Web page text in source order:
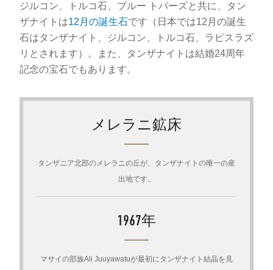
ジルコン、トルコ石、ブルー トパーズと共に、タン
ザナイトは12月の誕生石です（日本では12月の誕生
石はタンザナイト、ジルコン、トルコ石、ラピスラズ
リとされます）。また、タンザナイトは結婚24周年
記念の宝石でもあります。
メレラニ鉱床
タンザニア北部のメレラニの丘が、タンザナイトの唯一の産
出地です。
1967年
マサイの部族Ali Juuyawatuが最初にタンザナイト結晶を見